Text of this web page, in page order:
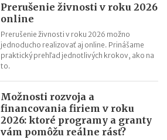
Prerušenie živnosti v roku 2026
online
Prerušenie živnosti v roku 2026 možno
jednoducho realizovať aj online. Prinášame
praktický prehľad jednotlivých krokov, ako na
to.
Možnosti rozvoja a
financovania firiem v roku
2026: ktoré programy a granty
vám pomôžu reálne rásť?